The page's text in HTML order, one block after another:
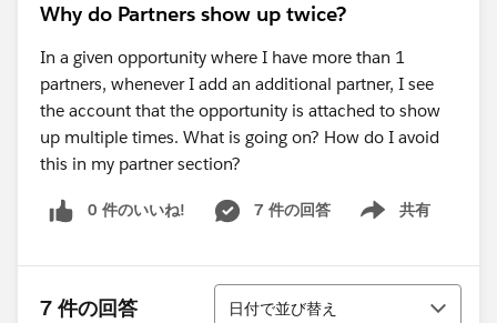
Why do Partners show up twice?
In a given opportunity where I have more than 1
partners, whenever I add an additional partner, I see
the account that the opportunity is attached to show
up multiple times. What is going on? How do I avoid
this in my partner section?
0 件のいいね! 7 件の回答 共有
Show menu
7 件の回答
並び替え
日付で並び替え